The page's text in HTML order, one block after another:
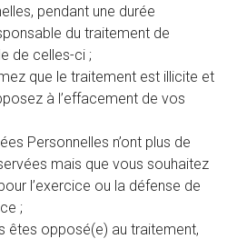
pendant une durée
du traitement de
de celles-ci ;
que le traitement est illicite et
à l’effacement de vos
Personnelles n’ont plus de
mais que vous souhaitez
l’exercice ou la défense de
;
êtes opposé(e) au traitement,